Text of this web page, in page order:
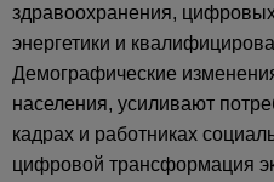
здравоохранения,
энергетики и
Демографические
населения, усиливают
кадрах и работниках
цифровой трансформация